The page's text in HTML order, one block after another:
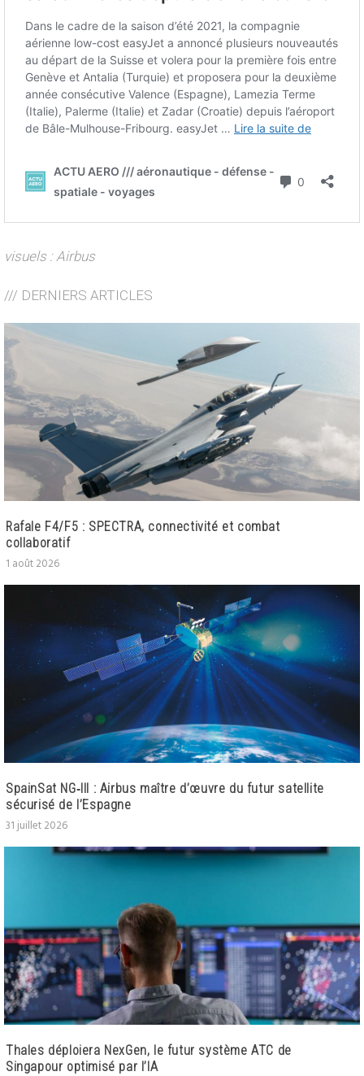
visuels : Airbus
/// DERNIERS ARTICLES
Rafale F4/F5 : SPECTRA, connectivité et combat
collaboratif
1 août 2026
SpainSat NG‑III : Airbus maître d’œuvre du futur satellite
sécurisé de l’Espagne
31 juillet 2026
Thales déploiera NexGen, le futur système ATC de
Singapour optimisé par l’IA